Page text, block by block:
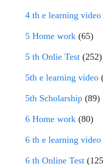
4 th e learning video
5 Home work (65)
5 th Onlie Test (252)
5th e learning video
5th Scholarship (89)
6 Home work (80)
6 th e learning video
6 th Online Test